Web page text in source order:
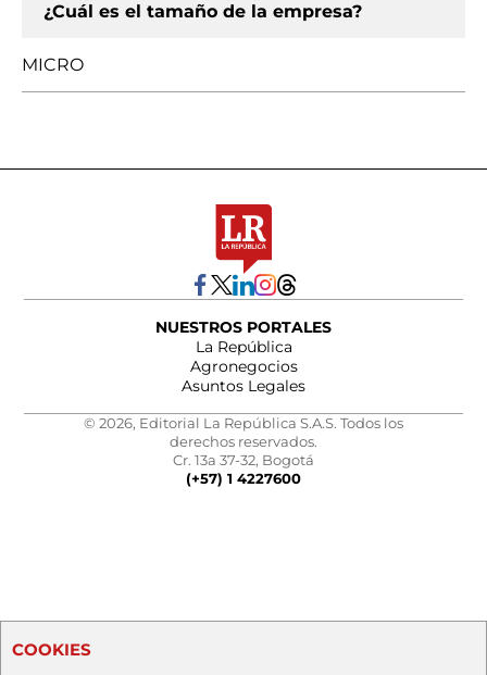
¿Cuál es el tamaño de la empresa?
MICRO
NUESTROS PORTALES
La República
Agronegocios
Asuntos Legales
© 2026, Editorial La República S.A.S. Todos los
derechos reservados.
Cr. 13a 37-32, Bogotá
(+57) 1 4227600
COOKIES